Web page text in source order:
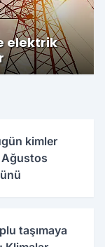
elektrik
kimler
taşımaya